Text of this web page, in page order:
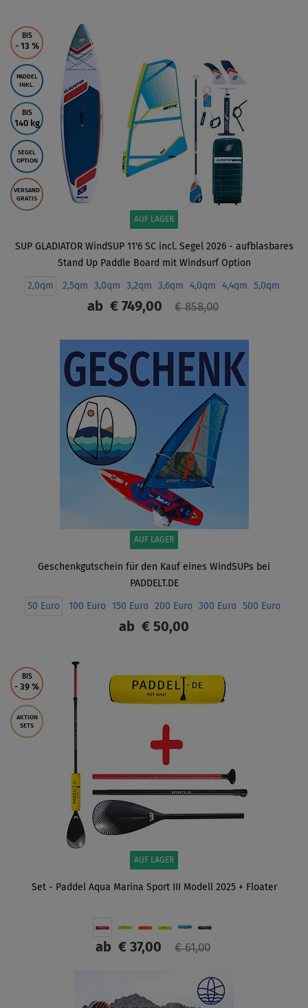
ANZEIGEN
BIS
- 13 %
PADDEL
INKL.
BIS
140 kg
SEGEL
OPTION
VERSAND
GRATIS
AUF LAGER
SUP GLADIATOR WindSUP 11'6 SC incl. Segel 2026 - aufblasbares
Stand Up Paddle Board mit Windsurf Option
2,0qm 2,5qm 3,0qm 3,2qm 3,6qm 4,0qm 4,4qm 5,0qm
ab € 749,00 € 858,00
ANZEIGEN
AUF LAGER
Geschenkgutschein für den Kauf eines WindSUPs bei
PADDELT.DE
50 Euro 100 Euro 150 Euro 200 Euro 300 Euro 500 Euro
ab € 50,00
BIS
- 39 %
AKTION
SETS
AUF LAGER
Set - Paddel Aqua Marina Sport III Modell 2025 + Floater
ab€ 37,00 € 61,00